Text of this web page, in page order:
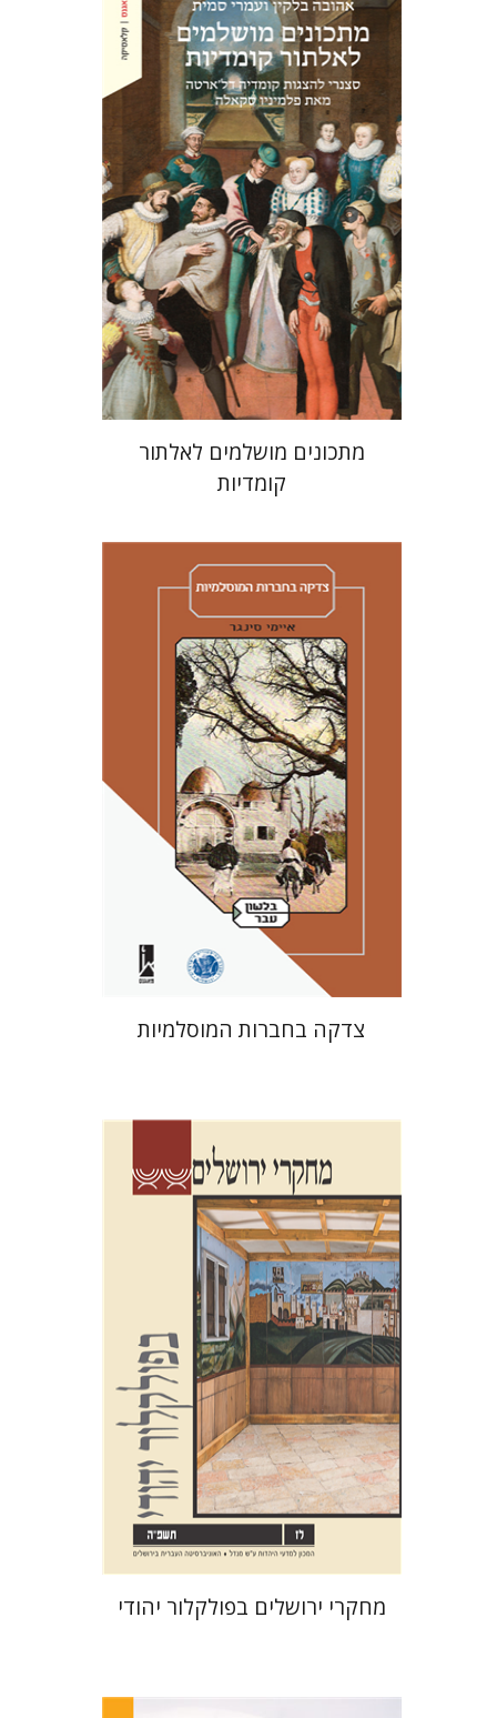
אהובה בלקין עמרי סמית
הנחת אתר ספר מודפס
$42
$38
מתכונים מושלמים לאלתור
קומדיות
איימי סינגר
יצחק חן
אבנר גלעדי
מירי
אליאב-פלדון
רענן ריין
דורון מגן
הנחת אתר ספר מודפס
$46
$41
צדקה בחברות המוסלמיות
שלום צבר גלית חזן-רוקם
סלמון
הנחת אתר ספר מודפס
$35
$32
מחקרי ירושלים בפולקלור יהודי